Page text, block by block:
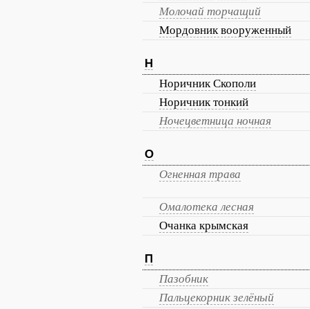
Молочай торчащий
Мордовник вооруженный
Н
Норичник Скополи
Норичник тонкий
Ночецветница ночная
О
Огненная трава
Омалотека лесная
Очанка крымская
П
Пазобник
Пальцекорник зелёный